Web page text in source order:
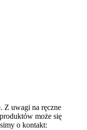
Z uwagi na ręczne
może się
o kontakt: